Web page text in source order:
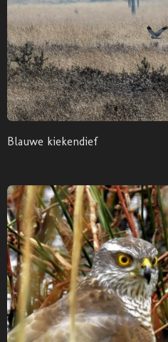
Blauwe kiekendief